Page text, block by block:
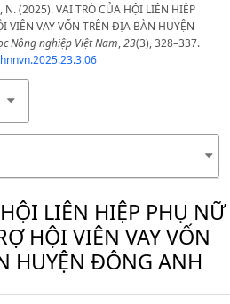
(2025). VAI TRÒ CỦA HỘI LIÊN HIỆP
VIÊN VAY VỐN TRÊN ĐỊA BÀN HUYỆN
Nông nghiệp Việt Nam,23(3), 328–337.
LIÊN HIỆP PHỤ NỮ
HỘI VIÊN VAY VỐN
HUYỆN ĐÔNG ANH